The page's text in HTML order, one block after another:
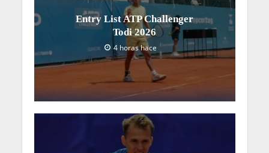
Entry List ATP Challenger
Todi 2026
4 horas hace